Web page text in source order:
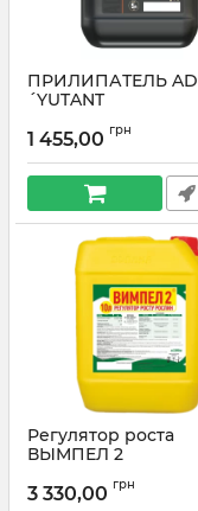
ПРИЛИПАТЕЛЬ AD
´YUTANT
1 455,00 грн
Регулятор роста
ВЫМПЕЛ 2
3 330,00 грн